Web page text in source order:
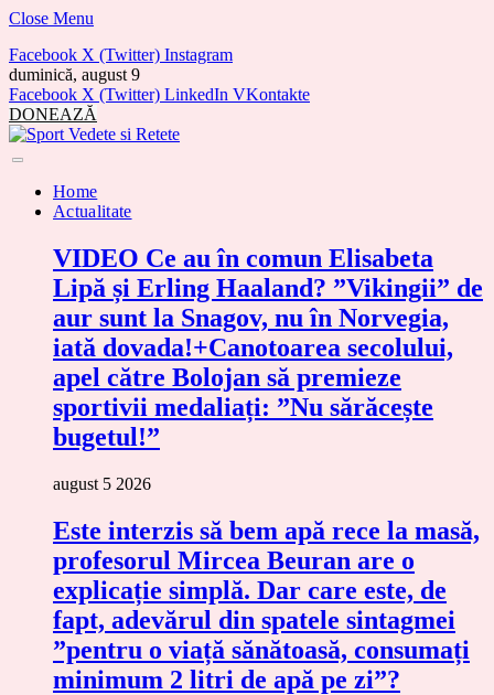
Close Menu
Facebook X (Twitter) Instagram
duminică, august 9
Facebook X (Twitter) LinkedIn VKontakte
DONEAZĂ
Home
Actualitate
VIDEO Ce au în comun Elisabeta
Lipă și Erling Haaland? ”Vikingii” de
aur sunt la Snagov, nu în Norvegia,
iată dovada!+Canotoarea secolului,
apel către Bolojan să premieze
sportivii medaliați: ”Nu sărăcește
bugetul!”
august 5 2026
Este interzis să bem apă rece la masă,
profesorul Mircea Beuran are o
explicație simplă. Dar care este, de
fapt, adevărul din spatele sintagmei
”pentru o viață sănătoasă, consumați
minimum 2 litri de apă pe zi”?